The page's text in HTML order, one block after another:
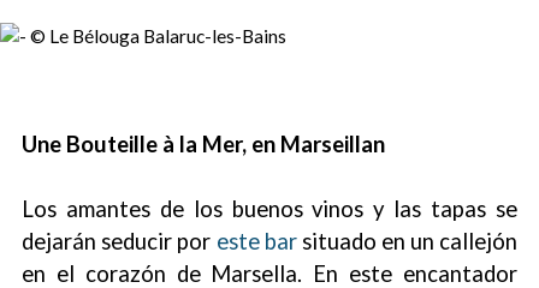
Une Bouteille à la Mer, en Marseillan
Los amantes de los buenos vinos y las tapas se
dejarán seducir por este barsituado en un callejón
en el corazón de Marsella. En este encantador